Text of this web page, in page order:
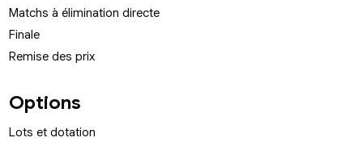
Matchs à élimination directe
Finale
Remise des prix
Options
Lots et dotation